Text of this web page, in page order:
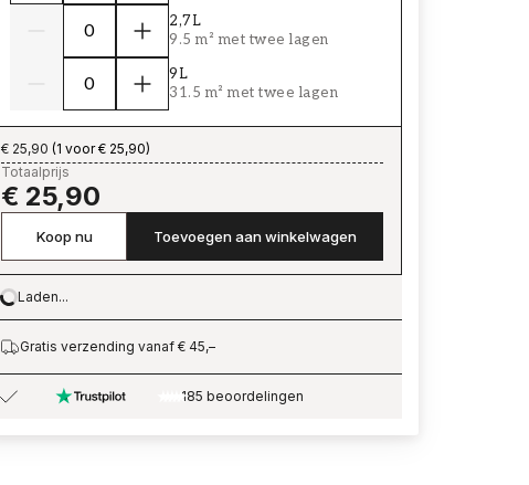
2,7L
9.5 m² met twee lagen
9L
31.5 m² met twee lagen
€ 25,90 (1 voor € 25,90)
Totaalprijs
€ 25,90
Koop nu Toevoegen aan winkelwagen
Loading…
Laden...
Gratis verzending vanaf € 45,–
185 beoordelingen